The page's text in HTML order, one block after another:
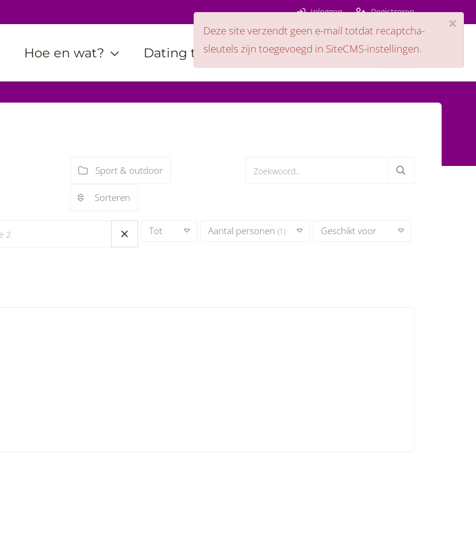
Sport & outdoor
Sorteren
Tot Aantal personen (1) Geschikt voor
Inloggen Registreren
Hoe en wat? Dating tips Nieuws Contact
×
Deze site verzendt geen e-mail totdat recaptcha-
sleutels zijn toegevoegd in SiteCMS-instellingen.